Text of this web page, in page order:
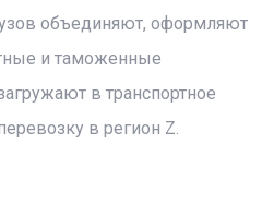
объединяют, оформляют
и таможенные
в транспортное
в регион Z.